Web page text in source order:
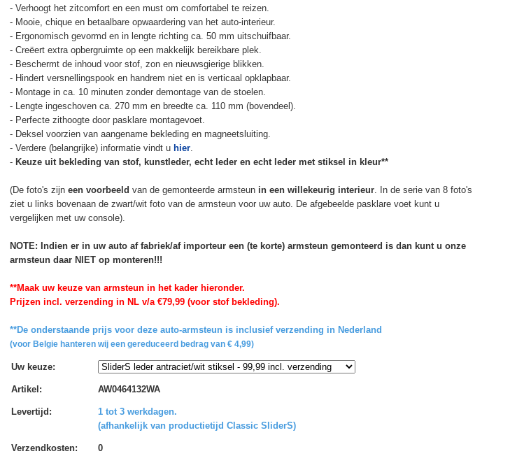
- Verhoogt het zitcomfort en een must om comfortabel te reizen.
- Mooie, chique en betaalbare opwaardering van het auto-interieur.
- Ergonomisch gevormd en in lengte richting ca. 50 mm uitschuifbaar.
- Creëert extra opbergruimte op een makkelijk bereikbare plek.
- Beschermt de inhoud voor stof, zon en nieuwsgierige blikken.
- Hindert versnellingspook en handrem niet en is verticaal opklapbaar.
- Montage in ca. 10 minuten zonder demontage van de stoelen.
- Lengte ingeschoven ca. 270 mm en breedte ca. 110 mm (bovendeel).
- Perfecte zithoogte door pasklare montagevoet.
- Deksel voorzien van aangename bekleding en magneetsluiting.
- Verdere (belangrijke) informatie vindt u hier.
- Keuze uit bekleding van stof, kunstleder, echt leder en echt leder met stiksel in kleur**
(De foto's zijn een voorbeeld van de gemonteerde armsteun in een willekeurig interieur. In de serie van 8 foto's
ziet u links bovenaan de zwart/wit foto van de armsteun voor uw auto. De afgebeelde pasklare voet kunt u
vergelijken met uw console).
NOTE: Indien er in uw auto af fabriek/af importeur een (te korte) armsteun gemonteerd is dan kunt u onze
armsteun daar NIET op monteren!!!
**Maak uw keuze van armsteun in het kader hieronder.
Prijzen incl. verzending in NL v/a €79,99 (voor stof bekleding).
**De onderstaande prijs voor deze auto-armsteun is inclusief verzending in Nederland
(voor Belgie hanteren wij een gereduceerd bedrag van € 4,99)
Uw keuze:
Artikel : AW0464132WA
Levertijd :
1 tot 3 werkdagen.
(afhankelijk van productietijd Classic SliderS)
Verzendkosten: 0